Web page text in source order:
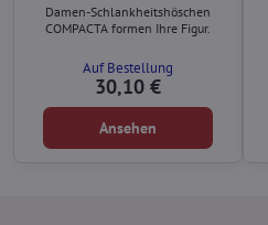
Damen-Schlankheitshöschen
COMPACTA formen Ihre Figur.
Auf Bestellung
30,10 €
Ansehen